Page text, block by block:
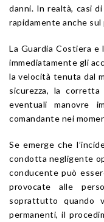
danni. In realtà, casi
rapidamente anche sul
La Guardia Costiera
immediatamente gli
la velocità tenuta dal
sicurezza, la
eventuali manovre
comandante nei
Se emerge che
condotta negligente
conducente può
provocate alle
soprattutto quando
permanenti, il